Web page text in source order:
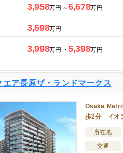
3,958万円～6,678万円
3,698万円
3,998万円・5,398万円
エア長原ザ・ランドマークス
Osaka
歩2分 イオ
所在地
交通